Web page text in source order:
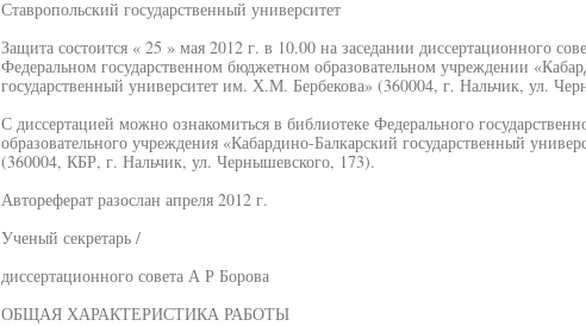
Ставропольский государственный университет
Защита состоится « 25 » мая 2012 г. в 10.00 на заседании диссертационного
Федеральном государственном бюджетном образовательном учреждении
государственный университет им. Х.М. Бербекова» (360004, г. Нальчик, ул.
С диссертацией можно ознакомиться в библиотеке Федерального
образовательного учреждения «Кабардино-Балкарский государственный
(360004, КБР, г. Нальчик, ул. Чернышевского, 173).
Автореферат разослан апреля 2012 г.
Ученый секретарь /
диссертационного совета А Р Борова
ОБЩАЯ ХАРАКТЕРИСТИКА РАБОТЫ